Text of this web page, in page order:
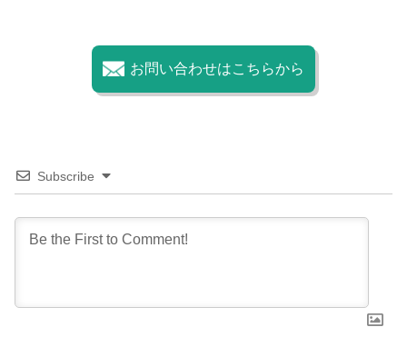
お問い合わせはこちらから
Subscribe